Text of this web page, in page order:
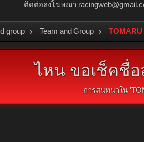
ติดต่อลงโฆษณา
group Team and Group TOMARU
ไหน ขอเช็คชื่
การสนทนาใน '